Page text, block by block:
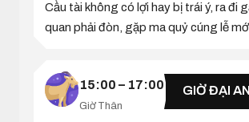
Cầu tài không có lợi hay bị trái ý, ra đi
quan phải đòn, gặp ma quỷ cúng lễ mới
15:00 – 17:00
Giờ Thân
GIỜ ĐẠI AN